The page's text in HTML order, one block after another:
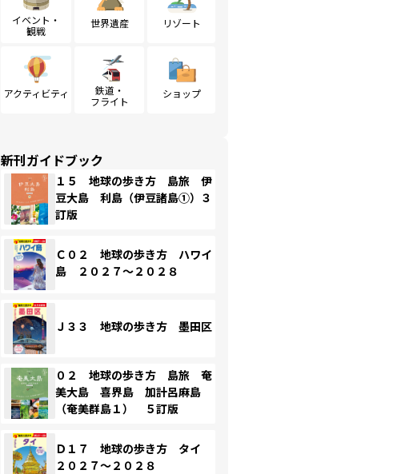
イベント・
観戦
世界遺産 リゾート
アクティビティ
鉄道・
フライト
ショップ
新刊ガイドブック
１５ 地球の歩き方 島旅 伊
豆大島 利島（伊豆諸島①）３
訂版
Ｃ０２ 地球の歩き方 ハワイ
島 ２０２７～２０２８
Ｊ３３ 地球の歩き方 墨田区
０２ 地球の歩き方 島旅 奄
美大島 喜界島 加計呂麻島
（奄美群島１） ５訂版
Ｄ１７ 地球の歩き方 タイ
２０２７～２０２８